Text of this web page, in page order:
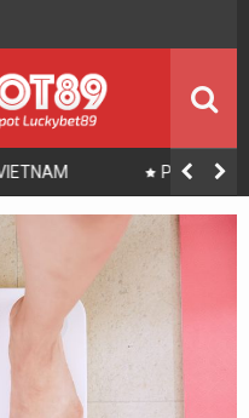
vs Bali United